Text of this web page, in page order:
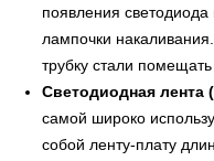
появления
лампочки
трубку стали помещать
Светодиодная лента
самой широко
собой ленту-плату